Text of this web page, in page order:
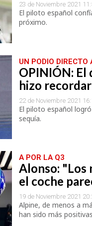
23 de Noviembre 2021
El piloto español
próximo.
UN PODIO DIRECTO
OPINIÓN: El
hizo
22 de Noviembre 2021
El piloto español
sequía.
A POR LA Q3
Alonso: "Los
el coche
19 de Noviembre 2021
Alpine, de menos a
han sido más